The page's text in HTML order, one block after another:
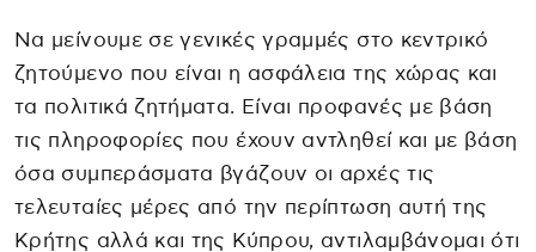
Να μείνουμε σε γενικές γραμμές στο κεντρικό
ζητούμενο που είναι η ασφάλεια της χώρας και
τα πολιτικά ζητήματα. Είναι προφανές με βάση
τις πληροφορίες που έχουν αντληθεί και με βάση
όσα συμπεράσματα βγάζουν οι αρχές τις
τελευταίες μέρες από την περίπτωση αυτή της
Κρήτης αλλά και της Κύπρου, αντιλαμβάνομαι ότι